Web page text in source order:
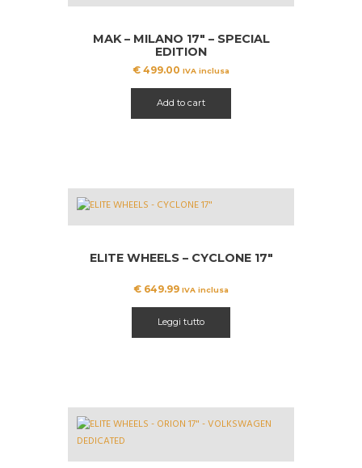
MAK – MILANO 17″ – SPECIAL
EDITION
€ 499.00 IVA inclusa
Add to cart
ELITE WHEELS – CYCLONE 17″
€ 649.99 IVA inclusa
Leggi tutto